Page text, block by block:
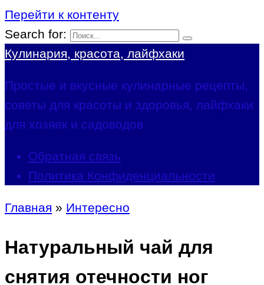
Перейти к контенту
Search for:
Кулинария, красота, лайфхаки
Простые и вкусные кулинарные рецепты,
советы для красоты и здоровья, лайфхаки
для хозяек и садоводов
Обратная связь
Политика Конфиденциальности
Главная » Интересно
Натуральный чай для
снятия отечности ног